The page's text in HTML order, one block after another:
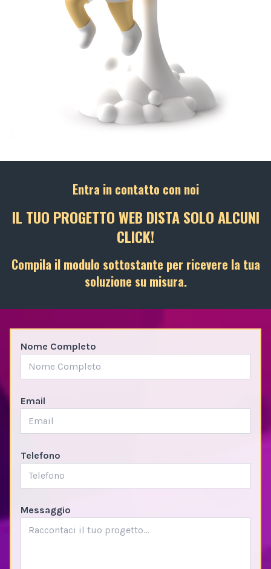
Entra in contatto con noi
IL TUO PROGETTO WEB DISTA SOLO ALCUNI
CLICK!
Compila il modulo sottostante per ricevere la tua
soluzione su misura.
Nome Completo
Email
Telefono
Messaggio